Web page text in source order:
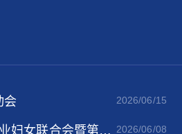
会 2026/06/15
妇女联合会暨第一 2026/06/08